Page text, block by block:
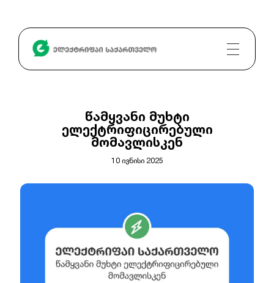
წამყვანი მუხტი
ელექტრიფიცირებული
მომავლისკენ
10 ივნისი 2025